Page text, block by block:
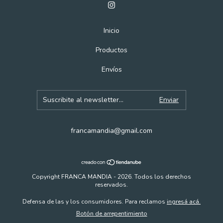
Inicio
Productos
Envíos
francamandia@gmail.com
Copyright FRANCA MANDIA - 2026. Todos los derechos
reservados.
Defensa de las y los consumidores. Para reclamos ingresá acá.
Botón de arrepentimiento